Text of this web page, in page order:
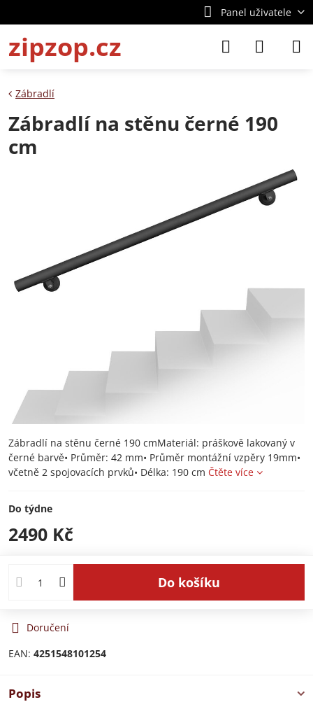
Panel uživatele
zipzop.cz
Zábradlí
Zábradlí na stěnu černé 190
cm
Zábradlí na stěnu černé 190 cmMateriál: práškově lakovaný v
černé barvě• Průměr: 42 mm• Průměr montážní vzpěry 19mm•
včetně 2 spojovacích prvků• Délka: 190 cm Čtěte více
Do týdne
2490 Kč
Do košíku
Doručení
EAN: 4251548101254
Popis